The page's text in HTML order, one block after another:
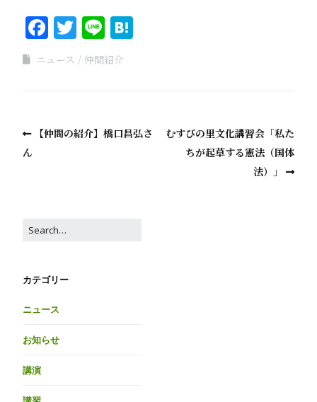
Facebook
Twitter
Line
ニュース 仲間紹介
【仲間の紹介】橋口昌弘さ
ん
むすびの里文化講習会「私た
ちが起草する憲法（国体
法）」
カテゴリー
ニュース
お知らせ
講演